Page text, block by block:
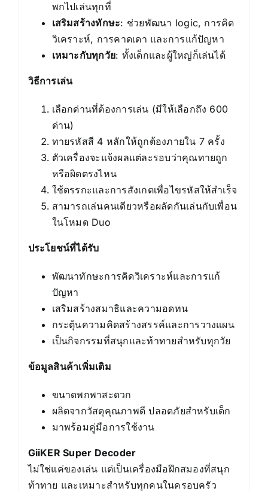
พกไปเล่นทุกที่
เสริมสร้างทักษะ: ช่วยพัฒนา logic, การคิด
วิเคราะห์, การคาดเดา และการแก้ปัญหา
เหมาะกับทุกวัย: ทั้งเด็กและผู้ใหญ่ก็เล่นได้
วิธีการเล่น
เลือกด่านที่ต้องการเล่น (มีให้เลือกถึง 600
ด่าน)
ทายรหัสสี 4 หลักให้ถูกต้องภายใน 7 ครั้ง
ตัวเครื่องจะแจ้งผลแต่ละรอบว่าคุณทายถูก
หรือผิดตรงไหน
ใช้ตรรกะและการสังเกตเพื่อไขรหัสให้สำเร็จ
สามารถเล่นคนเดียวหรือผลัดกันเล่นกับเพื่อน
ในโหมด Duo
ประโยชน์ที่ได้รับ
พัฒนาทักษะการคิดวิเคราะห์และการแก้
ปัญหา
เสริมสร้างสมาธิและความอดทน
กระตุ้นความคิดสร้างสรรค์และการวางแผน
เป็นกิจกรรมที่สนุกและท้าทายสำหรับทุกวัย
ข้อมูลสินค้าเพิ่มเติม
ขนาดพกพาสะดวก
ผลิตจากวัสดุคุณภาพดี ปลอดภัยสำหรับเด็ก
มาพร้อมคู่มือการใช้งาน
GiiKER Super Decoder
ไม่ใช่แค่ของเล่น แต่เป็นเครื่องมือฝึกสมองที่สนุก
ท้าทาย และเหมาะสำหรับทุกคนในครอบครัว